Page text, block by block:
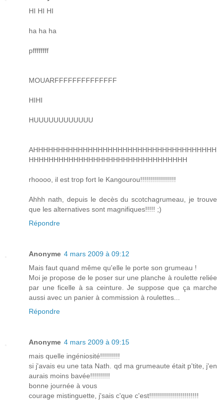
HI HI HI
ha ha ha
pffffffff
MOUARFFFFFFFFFFFFFF
HIHI
HUUUUUUUUUUUU
AHHHHHHHHHHHHHHHHHHHHHHHHHHHHHHHHHHHHH
HHHHHHHHHHHHHHHHHHHHHHHHHHHHHHHH
rhoooo, il est trop fort le Kangourou!!!!!!!!!!!!!!!!!!
Ahhh nath, depuis le decès du scotchagrumeau, je trouve
que les alternatives sont magnifiques!!!!! ;)
Répondre
Anonyme 4 mars 2009 à 09:12
Mais faut quand même qu'elle le porte son grumeau !
Moi je propose de le poser sur une planche à roulette reliée
par une ficelle à sa ceinture. Je suppose que ça marche
aussi avec un panier à commission à roulettes...
Répondre
Anonyme 4 mars 2009 à 09:15
mais quelle ingéniosité!!!!!!!!!!
si j'avais eu une tata Nath. qd ma grumeaute était p'tite, j'en
aurais moins bavée!!!!!!!!!!
bonne journée à vous
courage mistinguette, j'sais c'que c'est!!!!!!!!!!!!!!!!!!!!!!!!!